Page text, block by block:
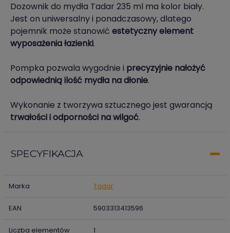
Dozownik do mydła Tadar 235 ml ma kolor biały.
Jest on uniwersalny i ponadczasowy, dlatego
pojemnik może stanowić estetyczny element
wyposażenia łazienki.
Pompka pozwala wygodnie i precyzyjnie nałożyć
odpowiednią ilość mydła na dłonie.
Wykonanie z tworzywa sztucznego jest gwarancją
trwałości i odporności na wilgoć.
SPECYFIKACJA
Marka Tadar
EAN 5903313413596
Liczba elementów 1